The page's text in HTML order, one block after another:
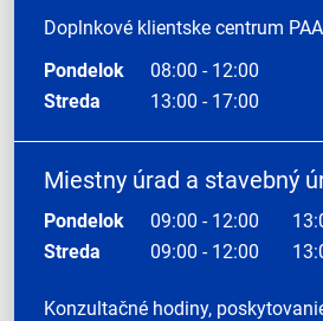
Doplnkové klientske centrum
Pondelok
08:00 - 12:00
Streda
13:00 - 17:00
Miestny úrad a stavebný
Pondelok 09:00 - 12:00
Streda
09:00 - 12:00
Konzultačné hodiny,